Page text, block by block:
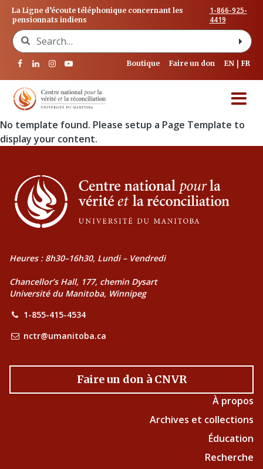
La Ligne d’écoute téléphonique concernant les
pensionnats indiens
1-866-925-
4419
Search for:
Boutique Faire un don EN FR
No template found. Please setup a Page Template to
display your content.
Heures : 8h30–16h30, Lundi – Vendredi
Chancellor’s Hall, 177, chemin Dysart
Université du Manitoba, Winnipeg
1-855-415-4534
nctr@umanitoba.ca
Faire un don à CNVR
À propos
Archives et collections
Éducation
Recherche